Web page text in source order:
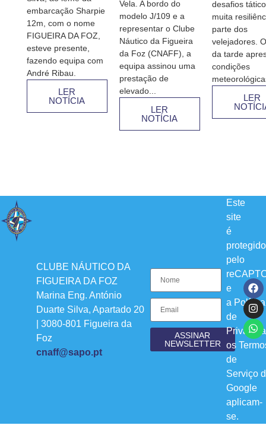
embarcação Sharpie
12m, com o nome
FIGUEIRA DA FOZ,
esteve presente,
fazendo equipa com
André Ribau.
LER
NOTÍCIA
Vela. A bordo do
modelo J/109 e a
representar o Clube
Náutico da Figueira
da Foz (CNAFF), a
equipa assinou uma
prestação de
elevado...
LER
NOTÍCIA
desafios
muita
parte dos
velejadores.
da tarde
condições
LER
CLUBE NÁUTICO DA
FIGUEIRA DA FOZ
Marina Eng. António
Duarte Silva, Apartado 20
| 3080-801 Figueira da
Foz
cnaff@sapo.pt
ASSINAR
NEWSLETTER
Este
site
é
protegido
pelo
e
a Política
de
os
de
Serviço
Google
aplicam-
se.